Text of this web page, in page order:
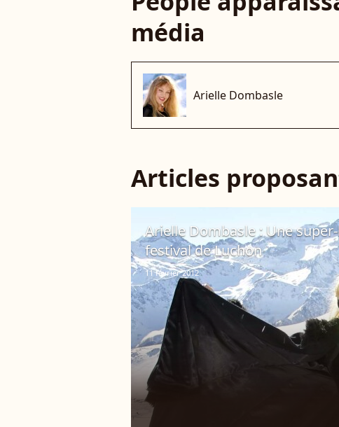
média
Arielle Dombasle
Articles
Arielle Dombasle : Une
festival de Luchon
11 février 2012